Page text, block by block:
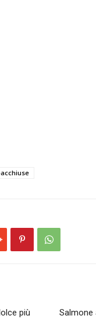
più
Salmone